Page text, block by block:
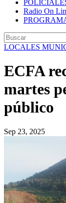
Radio On
LOCALES
ECFA
martes
público
Sep 23, 2025